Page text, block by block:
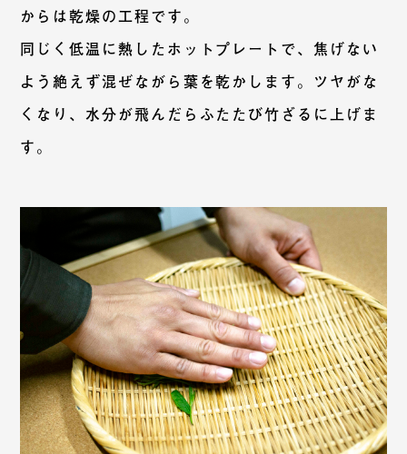
からは乾燥の工程です。
同じく低温に熱したホットプレートで、焦げない
よう絶えず混ぜながら葉を乾かします。ツヤがな
くなり、水分が飛んだらふたたび竹ざるに上げま
す。